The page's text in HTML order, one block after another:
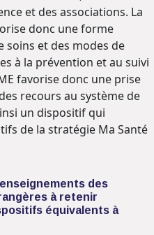
et des associations. La
donc une forme
soins et des modes de
à la prévention et au suivi
favorise donc une prise
recours au système de
un dispositif qui
de la stratégie Ma Santé
des
à retenir
équivalents à